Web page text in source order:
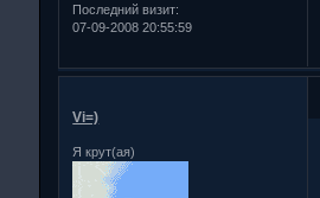
Последний визит:
07-09-2008 20:55:59
Vi=)
Я крут(ая)